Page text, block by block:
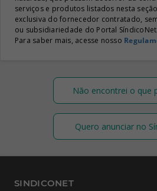
serviços e produtos listados nesta
exclusiva do fornecedor contratado,
ou subsidiariedade do Portal SíndicoNet.
Para saber mais, acesse nosso
Não encontrei o que
Quero anunciar no
SINDICONET